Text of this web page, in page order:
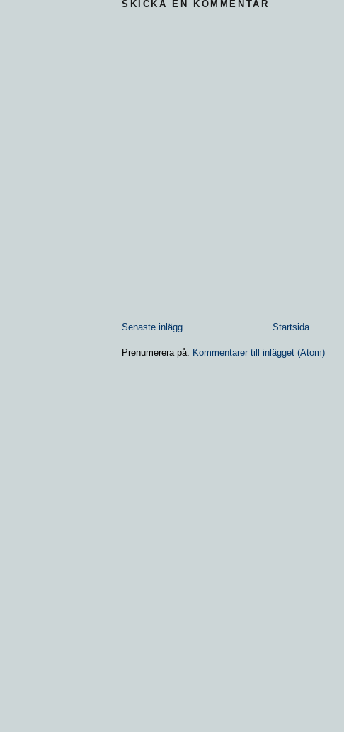
SKICKA EN KOMMENTAR
Senaste inlägg Startsida
Prenumerera på: Kommentarer till inlägget (Atom)